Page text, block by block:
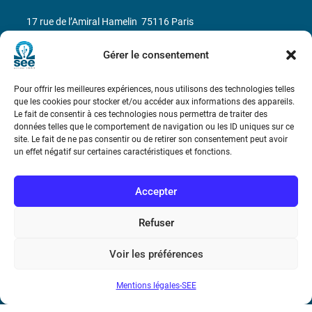
Gérer le consentement
Pour offrir les meilleures expériences, nous utilisons des technologies telles
que les cookies pour stocker et/ou accéder aux informations des appareils.
Le fait de consentir à ces technologies nous permettra de traiter des
données telles que le comportement de navigation ou les ID uniques sur ce
site. Le fait de ne pas consentir ou de retirer son consentement peut avoir
un effet négatif sur certaines caractéristiques et fonctions.
Accepter
Refuser
Voir les préférences
Mentions légales-SEE
Marie Ampère
Conditions Générales de Vente
Mentions légales
17 rue de l’Amiral Hamelin 75116 Paris
Métro : « Boissière » Ligne 6 et « Iéna » Ligne 9
Téléphone : (+33) 1 56 90 37 17
N° de SIREN : 785 393 232, Code APE : 9412Z TVA intra-
communautaire : FR44 785 393 232